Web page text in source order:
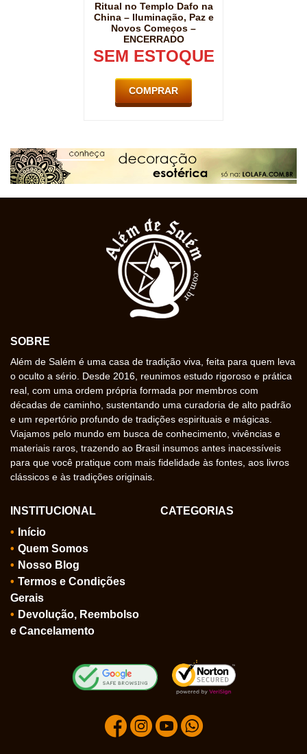
Ritual no Templo Dafo na
China – Iluminação, Paz e
Novos Começos –
ENCERRADO
SEM ESTOQUE
COMPRAR
SOBRE
Além de Salém é uma casa de tradição viva, feita para quem leva
o oculto a sério. Desde 2016, reunimos estudo rigoroso e prática
real, com uma ordem própria formada por membros com
décadas de caminho, sustentando uma curadoria de alto padrão
e um repertório profundo de tradições espirituais e mágicas.
Viajamos pelo mundo em busca de conhecimento, vivências e
materiais raros, trazendo ao Brasil insumos antes inacessíveis
para que você pratique com mais fidelidade às fontes, aos livros
clássicos e às tradições originais.
INSTITUCIONAL
Início
Quem Somos
Nosso Blog
Termos e Condições
Gerais
Devolução, Reembolso
e Cancelamento
CATEGORIAS